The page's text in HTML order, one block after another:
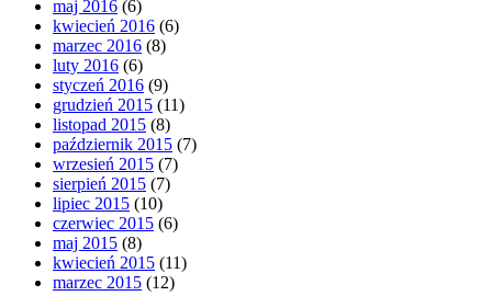
maj 2016 (6)
kwiecień 2016 (6)
marzec 2016 (8)
luty 2016 (6)
styczeń 2016 (9)
grudzień 2015 (11)
listopad 2015 (8)
październik 2015 (7)
wrzesień 2015 (7)
sierpień 2015 (7)
lipiec 2015 (10)
czerwiec 2015 (6)
maj 2015 (8)
kwiecień 2015 (11)
marzec 2015 (12)